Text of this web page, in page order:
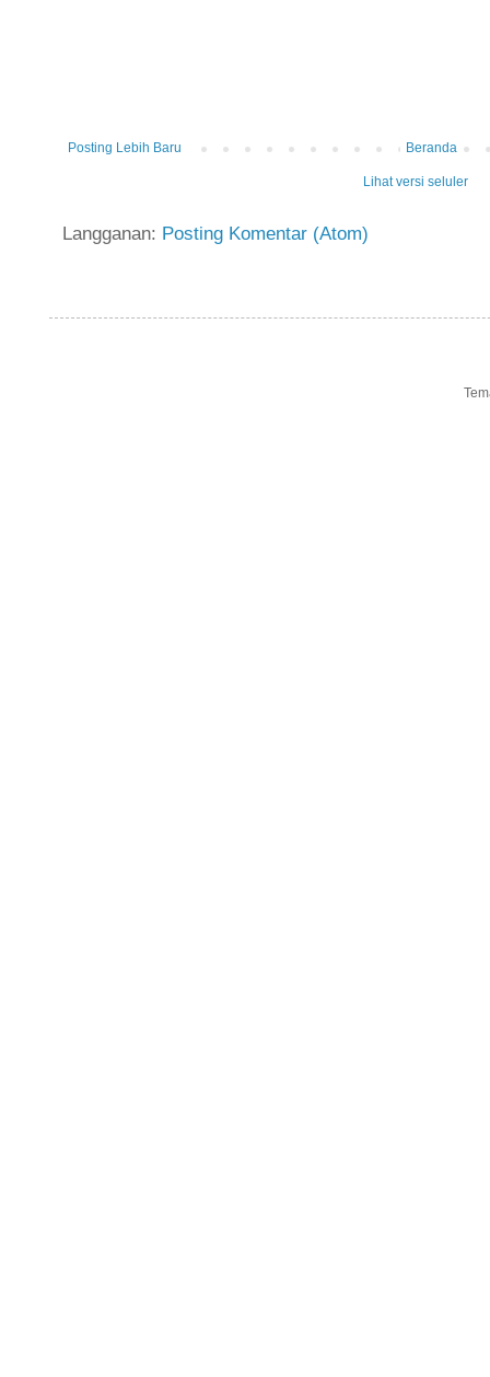
Posting Lebih Baru Beranda
Lihat versi seluler
Langganan: Posting Komentar (Atom)